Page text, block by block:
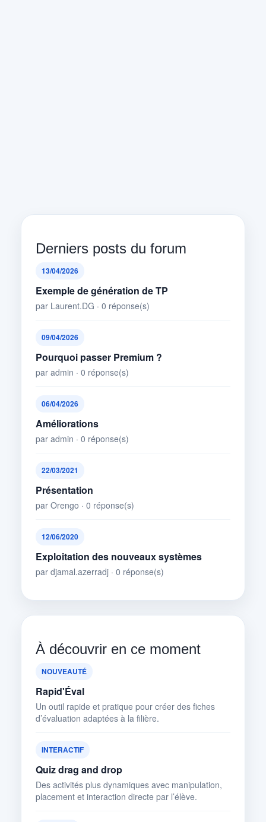
Derniers posts du forum
13/04/2026
Exemple de génération de TP
par Laurent.DG · 0 réponse(s)
09/04/2026
Pourquoi passer Premium ?
par admin · 0 réponse(s)
06/04/2026
Améliorations
par admin · 0 réponse(s)
22/03/2021
Présentation
par Orengo · 0 réponse(s)
12/06/2020
Exploitation des nouveaux systèmes
par djamal.azerradj · 0 réponse(s)
À découvrir en ce moment
NOUVEAUTÉ
Rapid'Éval
Un outil rapide et pratique pour créer des fiches
d’évaluation adaptées à la filière.
INTERACTIF
Quiz drag and drop
Des activités plus dynamiques avec manipulation,
placement et interaction directe par l’élève.